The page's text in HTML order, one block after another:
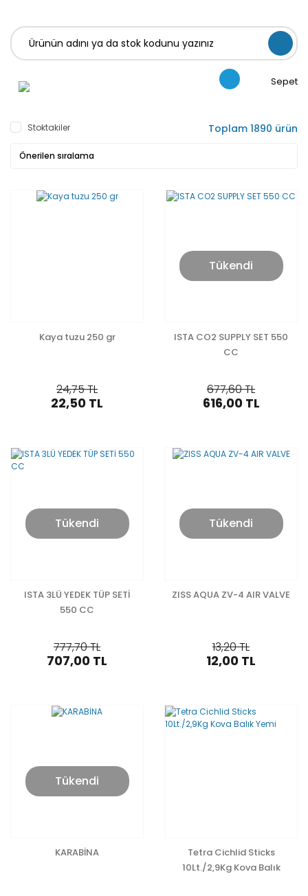
Sepet
Stoktakiler Toplam 1890 ürün
Kaya tuzu 250 gr
24,75 TL
22,50 TL
Tükendi
ISTA CO2 SUPPLY SET 550
CC
677,60 TL
616,00 TL
Tükendi
ISTA 3LÜ YEDEK TÜP SETİ
550 CC
777,70 TL
707,00 TL
Tükendi
ZISS AQUA ZV-4 AIR VALVE
13,20 TL
12,00 TL
Tükendi
KARABİNA
Tetra Cichlid Sticks
10Lt./2,9Kg Kova Balık